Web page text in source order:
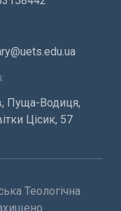
Пуща-Водиця,
Цісик, 57
Теологічна